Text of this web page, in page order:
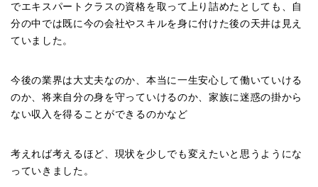
でエキスパートクラスの資格を取って上り詰めたとしても、自
分の中では既に今の会社やスキルを身に付けた後の天井は見え
ていました。
今後の業界は大丈夫なのか、本当に一生安心して働いていける
のか、将来自分の身を守っていけるのか、家族に迷惑の掛から
ない収入を得ることができるのかなど
考えれば考えるほど、現状を少しでも変えたいと思うようにな
っていきました。